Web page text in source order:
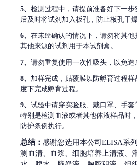
5、 检测过程中，请提前准备好下一步
后及时将试剂加入板孔，防止板孔干
6、 在未经确认的情况下，请勿将其
其他来源的试剂用于本试剂盒。
7、 请勿重复使用一次性吸头，以免造
8、 加样完成，贴覆膜以防孵育过程样
度下完成孵育过程。
9、 试验中请穿实验服、戴口罩、手套
特别是检测血液或者其他体液样品时
防护条例执行。
总结： 感谢您选用本公司ELISA系
测血清、血浆、细胞培养上清液、